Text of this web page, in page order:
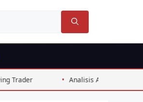
Analisis Arbitrase Bitcoin Exchange